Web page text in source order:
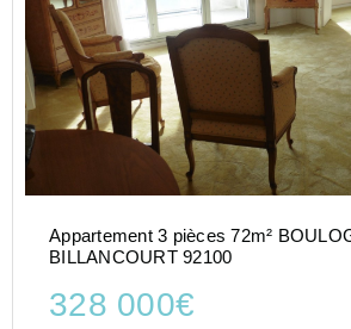
Appartement 3 pièces 72m²
BILLANCOURT 92100
328 000€